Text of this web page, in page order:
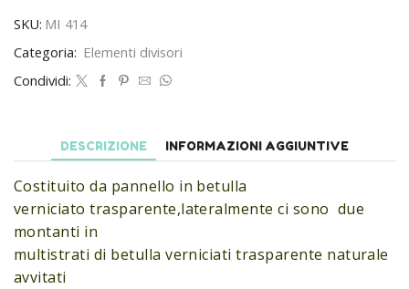
SKU: MI 414
Categoria: Elementi divisori
Condividi:
DESCRIZIONE INFORMAZIONI AGGIUNTIVE
Costituito da pannello in betulla
verniciato trasparente,lateralmente ci sono due
montanti in
multistrati di betulla verniciati trasparente naturale
avvitati